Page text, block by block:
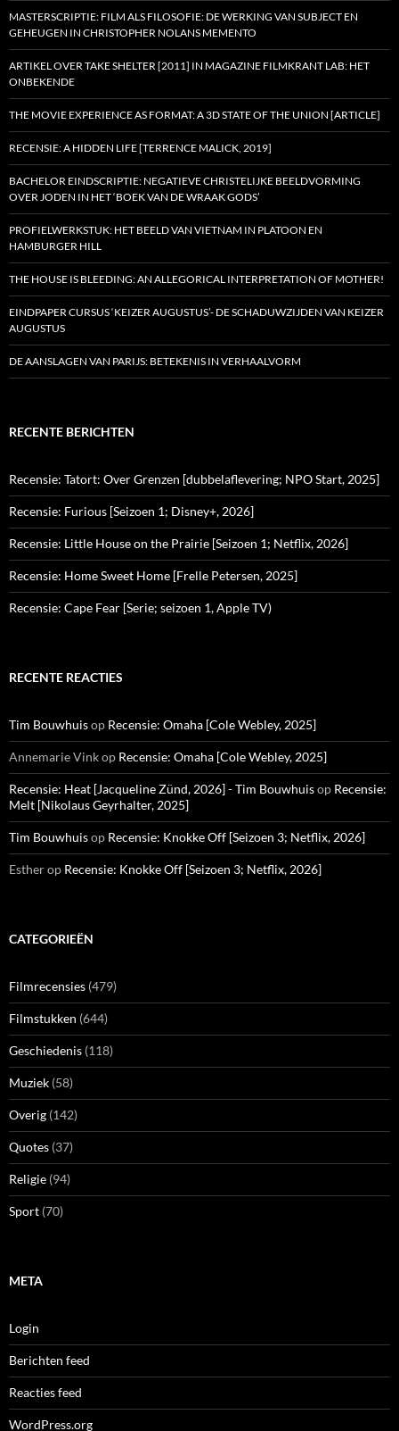
MASTERSCRIPTIE: FILM ALS FILOSOFIE: DE WERKING VAN SUBJECT EN
GEHEUGEN IN CHRISTOPHER NOLANS MEMENTO
ARTIKEL OVER TAKE SHELTER [2011] IN MAGAZINE FILMKRANT LAB: HET
ONBEKENDE
THE MOVIE EXPERIENCE AS FORMAT: A 3D STATE OF THE UNION [ARTICLE]
RECENSIE: A HIDDEN LIFE [TERRENCE MALICK, 2019]
BACHELOR EINDSCRIPTIE: NEGATIEVE CHRISTELIJKE BEELDVORMING
OVER JODEN IN HET ‘BOEK VAN DE WRAAK GODS’
PROFIELWERKSTUK: HET BEELD VAN VIETNAM IN PLATOON EN
HAMBURGER HILL
THE HOUSE IS BLEEDING: AN ALLEGORICAL INTERPRETATION OF MOTHER!
EINDPAPER CURSUS ‘KEIZER AUGUSTUS’- DE SCHADUWZIJDEN VAN KEIZER
AUGUSTUS
DE AANSLAGEN VAN PARIJS: BETEKENIS IN VERHAALVORM
RECENTE BERICHTEN
Recensie: Tatort: Over Grenzen [dubbelaflevering; NPO Start, 2025]
Recensie: Furious [Seizoen 1; Disney+, 2026]
Recensie: Little House on the Prairie [Seizoen 1; Netflix, 2026]
Recensie: Home Sweet Home [Frelle Petersen, 2025]
Recensie: Cape Fear [Serie; seizoen 1, Apple TV)
RECENTE REACTIES
Tim Bouwhuisop Recensie: Omaha [Cole Webley, 2025]
Annemarie Vinkop Recensie: Omaha [Cole Webley, 2025]
Recensie: Heat [Jacqueline Zünd, 2026] - Tim Bouwhuisop Recensie:
Melt [Nikolaus Geyrhalter, 2025]
Tim Bouwhuisop Recensie: Knokke Off [Seizoen 3; Netflix, 2026]
Estherop Recensie: Knokke Off [Seizoen 3; Netflix, 2026]
CATEGORIEËN
Filmrecensies (479)
Filmstukken (644)
Geschiedenis (118)
Muziek (58)
Overig (142)
Quotes (37)
Religie (94)
Sport (70)
META
Login
Berichten feed
Reacties feed
WordPress.org